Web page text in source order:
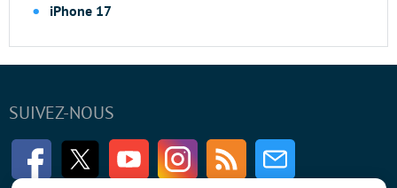
iPhone 17
SUIVEZ-NOUS
FacebookTwitter Youtube InstagramRSS Newsletter